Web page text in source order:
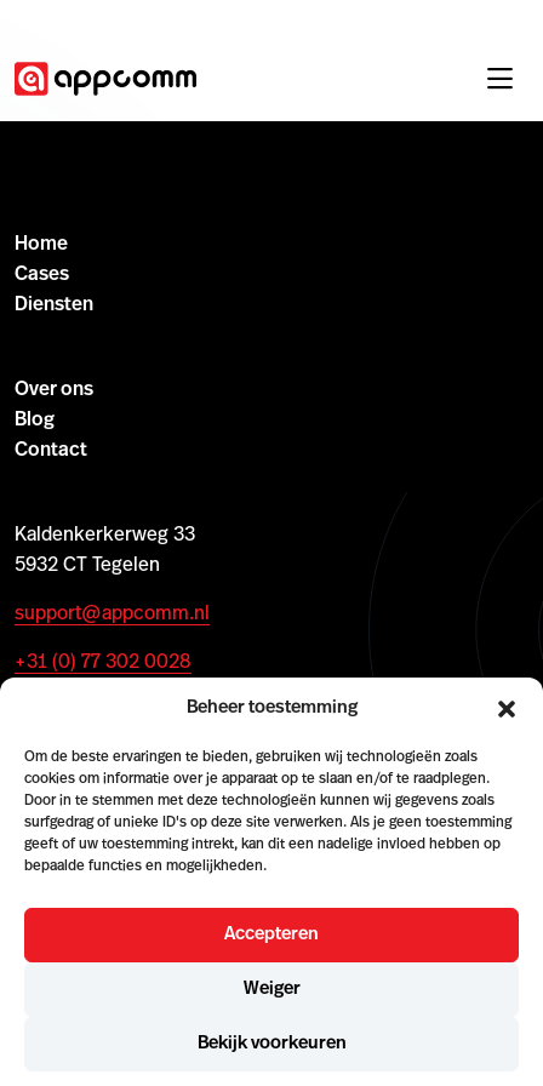
Beheer toestemming
Om de beste ervaringen te bieden, gebruiken wij technologieën zoals
cookies om informatie over je apparaat op te slaan en/of te raadplegen.
Door in te stemmen met deze technologieën kunnen wij gegevens zoals
surfgedrag of unieke ID's op deze site verwerken. Als je geen toestemming
geeft of uw toestemming intrekt, kan dit een nadelige invloed hebben op
bepaalde functies en mogelijkheden.
Accepteren
Weiger
Bekijk voorkeuren
Home
Cases
Diensten
Over ons
Blog
Contact
Kaldenkerkerweg 33
5932 CT Tegelen
support@appcomm.nl
+31 (0) 77 302 0028
© 2026 AppComm
Terms & conditionsAlgemene Voorwaarden (NL)